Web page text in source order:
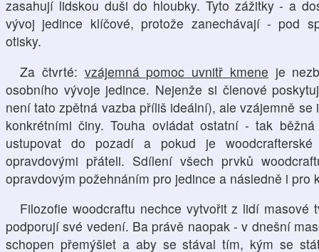
zasahují lidskou duši do hloubky. Tyto zážitky - a
vývoj jedince klíčové, protože zanechávají - pod
otisky.
Za čtvrté: vzájemná pomoc uvnitř kmene je
osobního vývoje jedince. Nejenže si členové
není tato zpětná vazba příliš ideální), ale vzájemně
konkrétními činy. Touha ovládat ostatní - tak
ustupovat do pozadí a pokud je
opravdovými přáteli. Sdílení všech prvků
opravdovým požehnáním pro jedince a následně i pro
Filozofie woodcraftu nechce vytvořit z lidí
podporují své vedení. Ba právě naopak - v dnešní
schopen přemýšlet a aby se stával tím, kým se